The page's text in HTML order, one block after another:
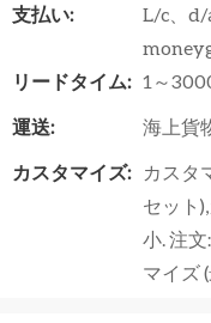
支払い:
L/c、d/
リードタイム: 1～
運送:
海上貨
カスタマイズ:
カスタ
セット
小. 注
マイズ